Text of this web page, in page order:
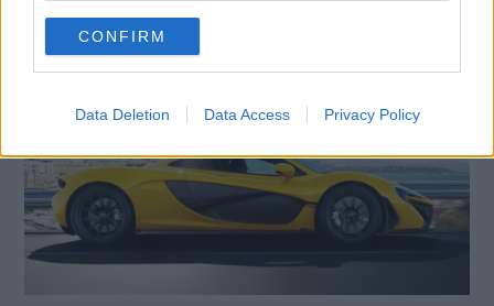
use your data for below specified purposes in below Google
consent section.
CONFIRM
Data Deletion Data Access Privacy Policy